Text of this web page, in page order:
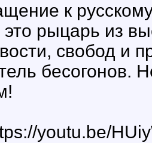
к
рыцарь из
свобод и
бесогонов.
youtu.be/